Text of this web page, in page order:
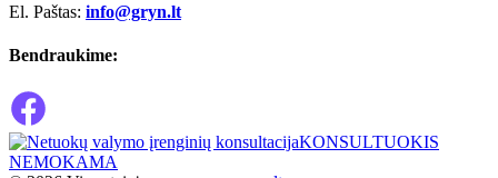
El. Paštas: info@gryn.lt
Bendraukime:
KONSULTUOKIS
NEMOKAMA